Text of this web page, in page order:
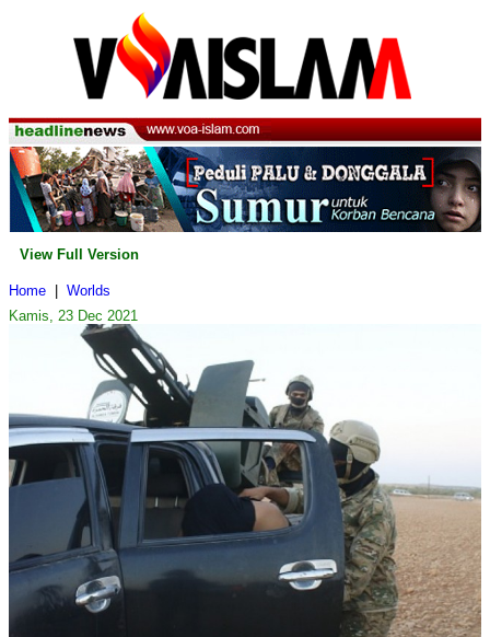
View Full Version
Home
Worlds
Kamis, 23 Dec 2021